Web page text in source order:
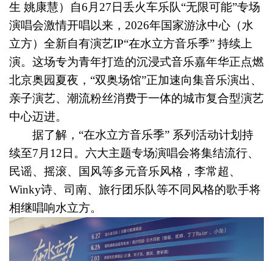
生 姚康慧）自6月27日丢火车乐队“无限可能”专场
演唱会激情开唱以来，2026年国家游泳中心（水
立方）全新自有演艺IP“在水立方音乐季” 持续上
演。这场专为青年打造的沉浸式音乐嘉年华正点燃
北京奥园夏夜，“双奥场馆”正加速向集音乐演出、
亲子演艺、潮流粉丝消费于一体的城市复合型演艺
中心迈进。
据了解，“在水立方音乐季” 系列活动计划持
续至7月12日。六大主题专场演唱会将集结流行、
民谣、摇滚、国风等多元音乐风格，李常超、
Winky诗、司南、旅行团乐队等不同风格的歌手将
相继唱响水立方。